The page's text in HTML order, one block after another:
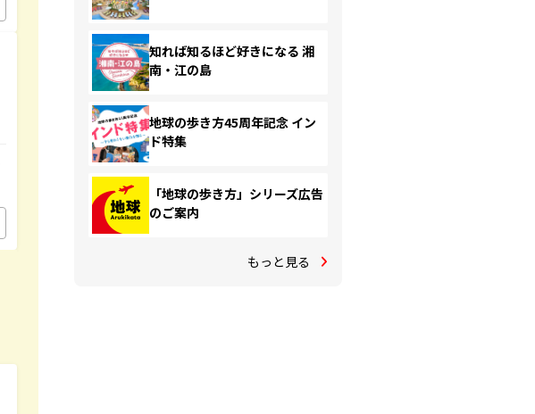
知れば知るほど好きになる 湘
南・江の島
地球の歩き方45周年記念 イン
ド特集
「地球の歩き方」シリーズ広告
のご案内
もっと見る